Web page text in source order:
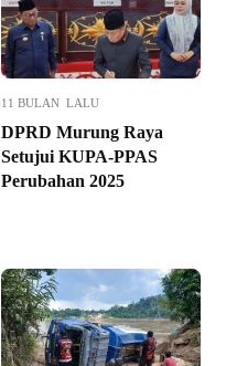
11 BULAN LALU
DPRD Murung Raya
Setujui KUPA-PPAS
Perubahan 2025